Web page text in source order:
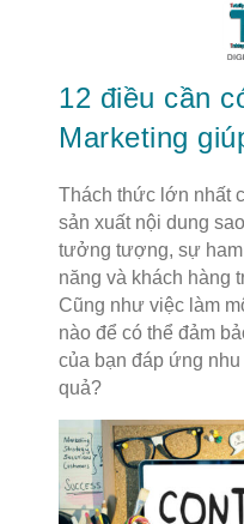
12 điều cần
Marketing
Thách thức lớn nhất
sản xuất nội dung
tưởng tượng, sự ham
năng và khách hàng
Cũng như việc làm
nào để có thể đảm
của bạn đáp ứng
quả?